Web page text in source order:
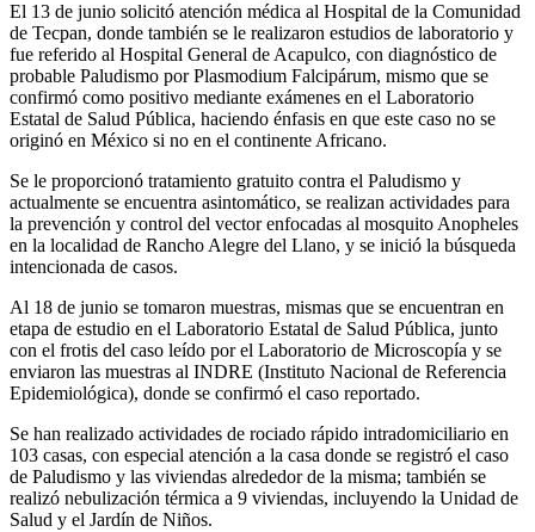
El 13 de junio solicitó atención médica al Hospital de la Comunidad
de Tecpan, donde también se le realizaron estudios de laboratorio y
fue referido al Hospital General de Acapulco, con diagnóstico de
probable Paludismo por Plasmodium Falcipárum, mismo que se
confirmó como positivo mediante exámenes en el Laboratorio
Estatal de Salud Pública, haciendo énfasis en que este caso no se
originó en México si no en el continente Africano.
Se le proporcionó tratamiento gratuito contra el Paludismo y
actualmente se encuentra asintomático, se realizan actividades para
la prevención y control del vector enfocadas al mosquito Anopheles
en la localidad de Rancho Alegre del Llano, y se inició la búsqueda
intencionada de casos.
Al 18 de junio se tomaron muestras, mismas que se encuentran en
etapa de estudio en el Laboratorio Estatal de Salud Pública, junto
con el frotis del caso leído por el Laboratorio de Microscopía y se
enviaron las muestras al INDRE (Instituto Nacional de Referencia
Epidemiológica), donde se confirmó el caso reportado.
Se han realizado actividades de rociado rápido intradomiciliario en
103 casas, con especial atención a la casa donde se registró el caso
de Paludismo y las viviendas alrededor de la misma; también se
realizó nebulización térmica a 9 viviendas, incluyendo la Unidad de
Salud y el Jardín de Niños.